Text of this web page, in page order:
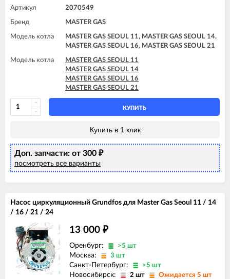
Артикул 2070549
Бренд MASTER GAS
Модель котла
MASTER GAS SEOUL 11, MASTER GAS SEOUL 14,
MASTER GAS SEOUL 16, MASTER GAS SEOUL 21
Модель котла
MASTER GAS SEOUL 11
MASTER GAS SEOUL 14
MASTER GAS SEOUL 16
MASTER GAS SEOUL 21
КУПИТЬ
Купить в 1 клик
Доп. запчасти: от 300 ₽
посмотреть все варианты
Насос циркуляционный Grundfos для Master Gas Seoul 11 / 14
/ 16 / 21 / 24
13 000 ₽
Оренбург: >5 шт
Москва: 3 шт
Санкт-Петербург: >5 шт
Новосибирск: 2 шт Ожидается 5 шт